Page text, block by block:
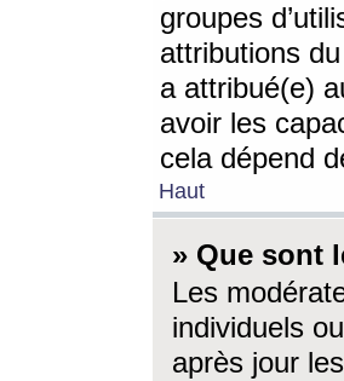
groupes
attributions
a attribué(e)
avoir les
cela dépend
Haut
» Que sont
Les
individuels
après jour